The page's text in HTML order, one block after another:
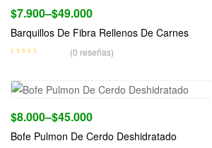
$7.900–$49.000
Barquillos De Fibra Rellenos De Carnes
(0 reseñas)
Seleccionar Opciones
$8.000–$45.000
Bofe Pulmon De Cerdo Deshidratado